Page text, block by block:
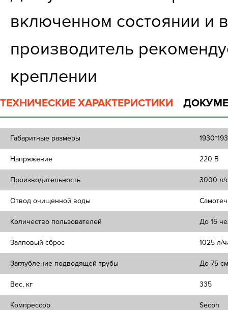
включенном состоянии и
производитель
креплении
ТЕХНИЧЕСКИЕ ХАРАКТЕРИСТИКИ
Габаритные размеры
Напряжение 220 В
Производительность 3000 л/
Отвод очищенной воды
Количество пользователей До 15
Залповый сброс 1025 л/
Заглубление подводящей трубы До 75 см
Вес, кг 335
Компрессор Secoh